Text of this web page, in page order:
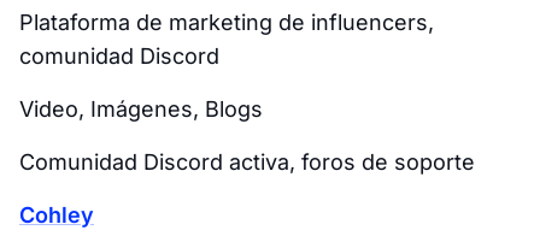
Plataforma de marketing de influencers,
comunidad Discord
Video, Imágenes, Blogs
Comunidad Discord activa, foros de soporte
Cohley